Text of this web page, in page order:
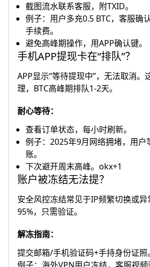
截图流水联系客服，附TXID。
例子：用户多充0.5 BTC，客服确
手续费。
避免高峰期操作，用APP确认键。​
手机APP提现卡在“排队”？
APP显示“等待提现中”，无法取消。
理，BTC高峰期排队1-2天。​
耐心等待：
查看订单状态，每小时刷新。
例子：2025年9月网络拥堵，用户
账。
下次避开周末高峰。okx+1
账户被冻结无法提？
安全风控冻结常见于IP频繁切换或
95%，只需验证。​
解冻指南：
提交邮箱/手机验证码+手持身份证照。